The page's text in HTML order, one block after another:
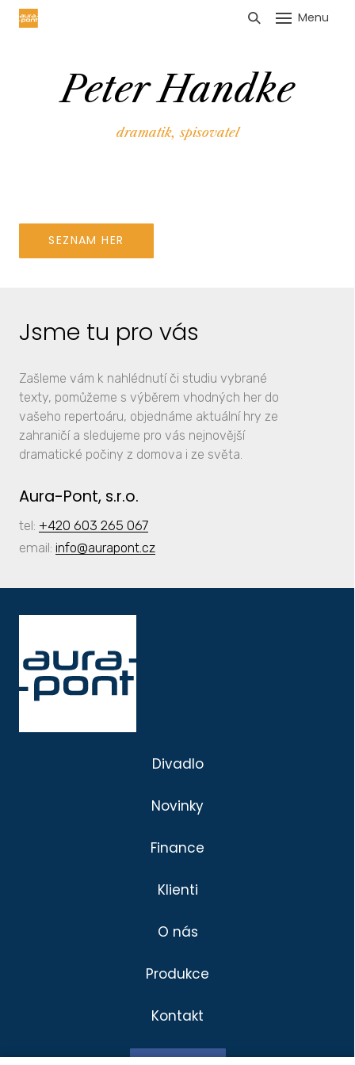
Menu
Divadlo
Klienti
Peter Handke
dramatik, spisovatel
SEZNAM HER
Jsme tu pro vás
Zašleme vám k nahlédnutí či studiu vybrané
texty, pomůžeme s výběrem vhodných her do
vašeho repertoáru, objednáme aktuální hry ze
zahraničí a sledujeme pro vás nejnovější
dramatické počiny z domova i ze světa.
Aura-Pont, s.r.o.
tel: +420 603 265 067
email: info@aurapont.cz
Divadlo
Novinky
Finance
Klienti
O nás
Produkce
Kontakt